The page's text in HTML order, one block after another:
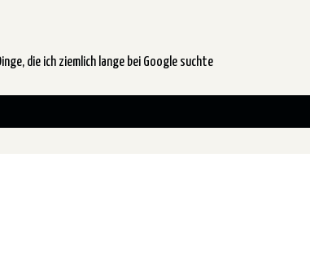
die ich ziemlich lange bei Google suchte